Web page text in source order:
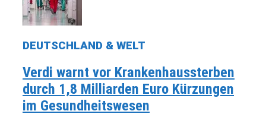
DEUTSCHLAND & WELT
Verdi warnt vor Krankenhaussterben
durch 1,8 Milliarden Euro Kürzungen
im Gesundheitswesen